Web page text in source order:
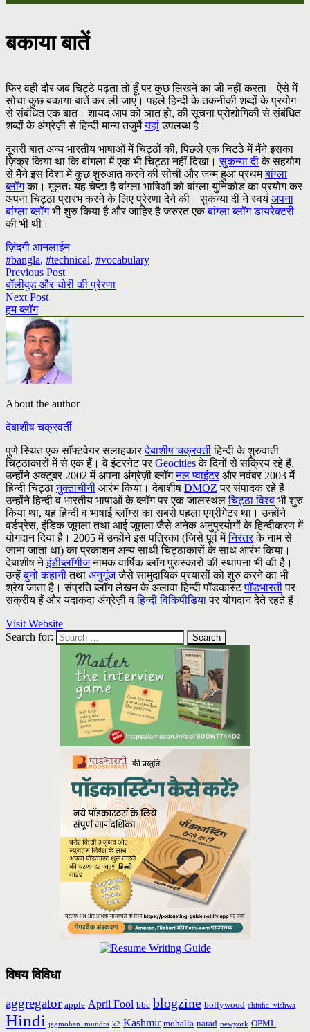
बकाया बातें
फिर वही दौर जब चिट्ठे पढ़ता तो हूँ पर कुछ लिखने का जी नहीं करता। ऐसे में
सोचा कुछ बकाया बातें कर ली जाएं। पहले हिन्दी के तकनीकी शब्दों के प्रयोग
से संबंधित एक बात। शायद आप को ञात हो, की सूचना प्रोद्योगिकी से संबंधित
शब्दों के अंग्रेज़ी से हिन्दी मान्य तजुर्मेयहांउपलब्ध है।
दूसरी बात अन्य भारतीय भाषाओं में चिट्ठों की, पिछले एक चिटठे में मैंने इसका
ज़िक्र किया था कि बांगला में एक भी चिट्ठा नहीं दिखा।सुकन्या दीके सहयोग
से मैंने इस दिशा में कुछ शुरुआत करने की सोची और जन्म हुआ प्रथमबांग्ला
ब्लॉगका। मूलतः यह चेष्टा है बांग्ला भाषिओं को बांग्ला युनिकोड का प्रयोग कर
अपना चिट्ठा प्रारंभ करने के लिए प्रेरणा देने की। सुकन्या दी ने स्वयं अपना
बांग्ला ब्लॉगभी शुरु किया है और जाहिर है जरुरत एकबांग्ला ब्लॉग डायरेक्टरी
की भी थी।
ज़िंदगी आनलाईन
#bangla, #technical, #vocabulary
Previous Post
बॉलीवुड और चोरी की प्रेरणा
Next Post
हम ब्लॉग
About the author
देबाशीष चक्रवर्ती
पुणे स्थित एक सॉफ्टवेयर सलाहकारदेबाशीष चक्रवर्तीहिन्दी के शुरुवाती
चिट्ठाकारों में से एक हैं। वे इंटरनेट परGeocitiesके दिनों से सक्रिय रहे हैं,
उन्होंने अक्टूबर 2002 में अपना अंग्रेज़ी ब्लॉगनल प्वाइंटरऔर नवंबर 2003 में
हिन्दी चिट्ठानुक्ताचीनी आरंभ किया। देबाशीष DMOZ पर संपादक रहे हैं।
उन्होंने हिन्दी व भारतीय भाषाओं के ब्लॉग पर एक जालस्थलचिट्ठा विश्व भी शुरु
किया था, यह हिन्दी व भाषाई ब्लॉग्स का सबसे पहला एग्रीगेटर था। उन्होंने
वर्डप्रेस, इंडिक जूमला तथा आई जूमला जैसे अनेक अनुप्रयोगों के हिन्दीकरण में
योगदान दिया है। 2005 में उन्होंने इस पत्रिका (जिसे पूर्व मेंनिरंतरके नाम से
जाना जाता था) का प्रकाशन अन्य साथी चिट्ठाकारों के साथ आरंभ किया।
देबाशीष नेइंडीब्लॉगीजनामक वार्षिक ब्लॉग पुरुस्कारों की स्थापना भी की है।
उन्हेंबुनो कहानीतथा अनुगूंजजैसे सामुदायिक प्रयासों को शुरु करने का भी
श्रेय जाता है। संप्रति ब्लॉग लेखन के अलावा हिन्दी पॉडकास्टपॉडभारतीपर
सक्रीय हैं और यदाकदा अंग्रेज़ी वहिन्दी विकिपीडियापर योगदान देते रहते हैं।
Visit Website
Search for:
विषय विविधा
aggregator apple April Fool bbc blogzine bollywood chittha_vishwa
Hindi jagmohan_mundra k2 Kashmir mohalla narad newyork OPML